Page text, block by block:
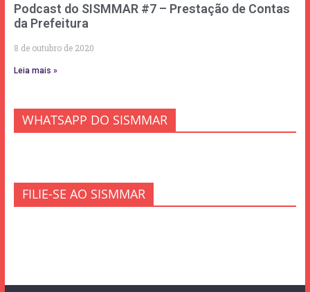
Podcast do SISMMAR #7 – Prestação de Contas
da Prefeitura
8 de outubro de 2020
Leia mais »
WHATSAPP DO SISMMAR
FILIE-SE AO SISMMAR